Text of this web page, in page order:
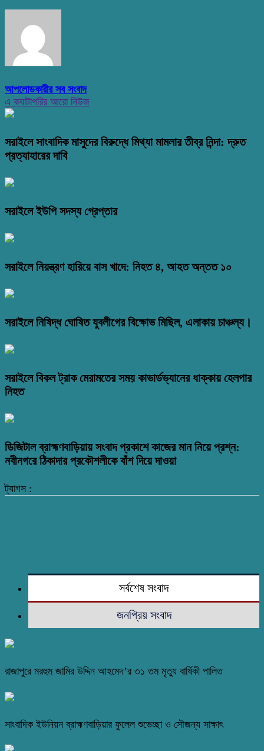
আপলোডকারীর সব সংবাদ
এ ক্যাটাগরির আরো নিউজ
সরাইলে সাংবাদিক মাসুদের বিরুদ্ধে মিথ্যা মামলার তীব্র নিন্দা: দ্রুত
প্রত্যাহারের দাবি
সরাইলে ইউপি সদস্য গ্রেপ্তার
সরাইলে নিয়ন্ত্রণ হারিয়ে বাস খাদে: নিহত ৪, আহত অন্তত ১০
সরাইলে নিষিদ্ধ ঘোষিত যুবলীগের বিক্ষোভ মিছিল, এলাকায় চাঞ্চল্য।
সরাইলে বিকল ট্রাক মেরামতের সময় কাভার্ডভ্যানের ধাক্কায় হেলপার
নিহত
ডিজিটাল ব্রাহ্মণবাড়িয়ায় সংবাদ প্রকাশে কাজের মান নিয়ে প্রশ্ন:
নবীনগরে ঠিকাদার প্রকৌশলীকে বাঁশ দিয়ে দাওয়া
ট্যাগস :
সর্বশেষ সংবাদ
জনপ্রিয় সংবাদ
রাজাপুরে মরহুম জামির উদ্দিন আহমেদ’র ৩১ তম মৃত্যু বার্ষিকী পালিত
সাংবাদিক ইউনিয়ন ব্রাহ্মণবাড়িয়ার ফুলেল শুভেচ্ছা ও সৌজন্য সাক্ষাৎ